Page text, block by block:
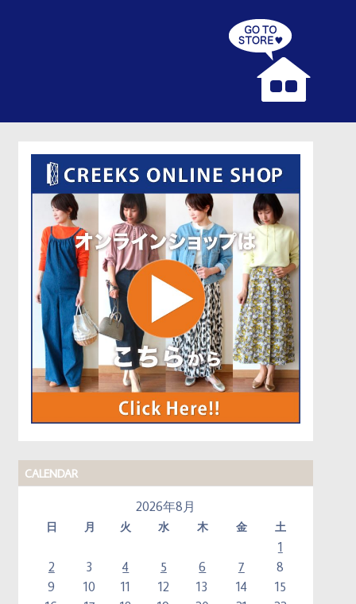
CALENDAR
2026年8月
日 月 火 水 木 金 土
1
2
3 4 5 6 7
8
9
10 11 12 13 14
15